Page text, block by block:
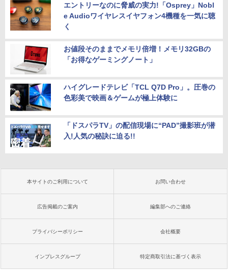
エントリーなのに脅威の実力!「Osprey」Nobl
e Audioワイヤレスイヤフォン4機種を一気に聴
く
お値段そのままでメモリ倍増！メモリ32GBの
「お得なゲーミングノート」
ハイグレードテレビ「TCL Q7D Pro」。圧巻の
色彩美で映画＆ゲームが極上体験に
「ドスパラTV」の配信現場に“PAD”撮影班が潜
入!人気の秘訣に迫る!!
本サイトのご利用について お問い合わせ
広告掲載のご案内 編集部へのご連絡
プライバシーポリシー 会社概要
インプレスグループ 特定商取引法に基づく表示